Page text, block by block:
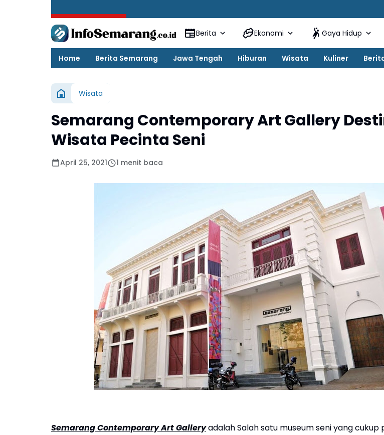
BREAKING NEWS
Berita Ekonomi Gaya Hidup
Home Berita Semarang Jawa Tengah Hiburan Wisata Kuliner
Wisata
Semarang Contemporary Art Gallery
Wisata Pecinta Seni
April 25, 2021 1 menit baca
Semarang Contemporary Art Galleryadalah Salah satu museum seni yang cukup